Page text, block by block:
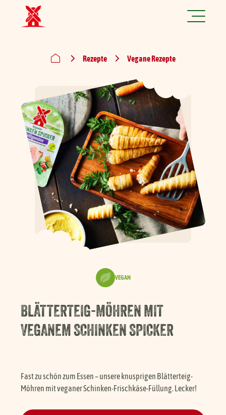
Produkte
Rezepte
Marke
Nachhaltigkeit
Über uns
Händlersuche
FAQ
Service
Rezepte Vegane Rezepte
VEGAN
BLÄTTERTEIG-MÖHREN MIT
VEGANEM SCHINKEN SPICKER
Fast zu schön zum Essen – unsere knusprigen Blätterteig-
Möhren mit veganer Schinken-Frischkäse-Füllung. Lecker!